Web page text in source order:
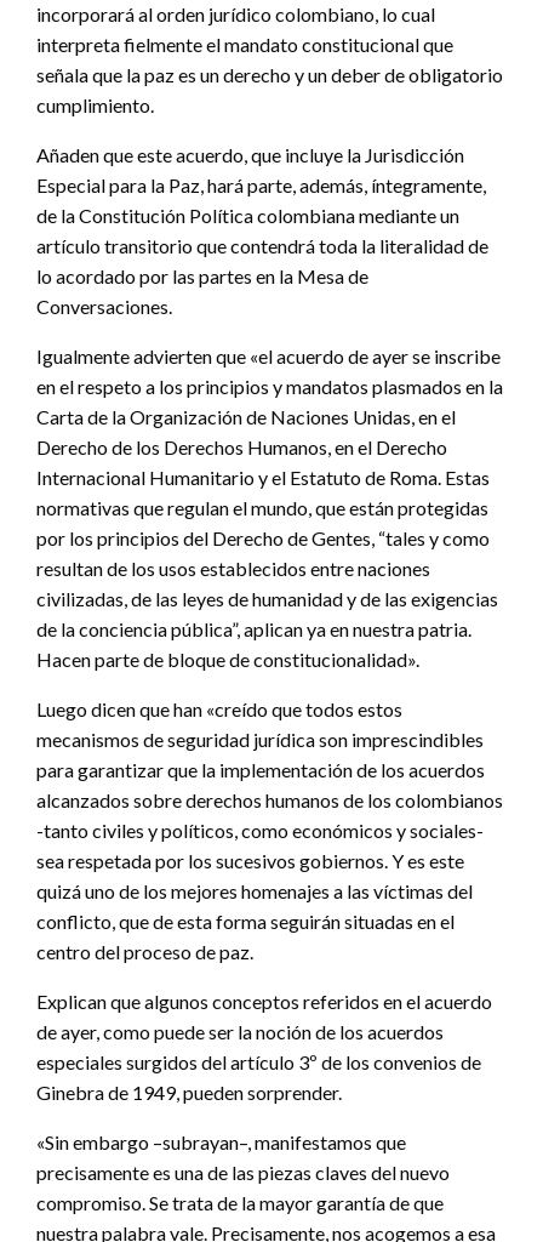
incorporará al orden jurídico colombiano, lo cual
interpreta fielmente el mandato constitucional que
señala que la paz es un derecho y un deber de obligatorio
cumplimiento.
Añaden que este acuerdo, que incluye la Jurisdicción
Especial para la Paz, hará parte, además, íntegramente,
de la Constitución Política colombiana mediante un
artículo transitorio que contendrá toda la literalidad de
lo acordado por las partes en la Mesa de
Conversaciones.
Igualmente advierten que «el acuerdo de ayer se inscribe
en el respeto a los principios y mandatos plasmados en la
Carta de la Organización de Naciones Unidas, en el
Derecho de los Derechos Humanos, en el Derecho
Internacional Humanitario y el Estatuto de Roma. Estas
normativas que regulan el mundo, que están protegidas
por los principios del Derecho de Gentes, “tales y como
resultan de los usos establecidos entre naciones
civilizadas, de las leyes de humanidad y de las exigencias
de la conciencia pública”, aplican ya en nuestra patria.
Hacen parte de bloque de constitucionalidad».
Luego dicen que han «creído que todos estos
mecanismos de seguridad jurídica son imprescindibles
para garantizar que la implementación de los acuerdos
alcanzados sobre derechos humanos de los colombianos
-tanto civiles y políticos, como económicos y sociales-
sea respetada por los sucesivos gobiernos. Y es este
quizá uno de los mejores homenajes a las víctimas del
conflicto, que de esta forma seguirán situadas en el
centro del proceso de paz.
Explican que algunos conceptos referidos en el acuerdo
de ayer, como puede ser la noción de los acuerdos
especiales surgidos del artículo 3º de los convenios de
Ginebra de 1949, pueden sorprender.
«Sin embargo –subrayan–, manifestamos que
precisamente es una de las piezas claves del nuevo
compromiso. Se trata de la mayor garantía de que
nuestra palabra vale. Precisamente, nos acogemos a esa